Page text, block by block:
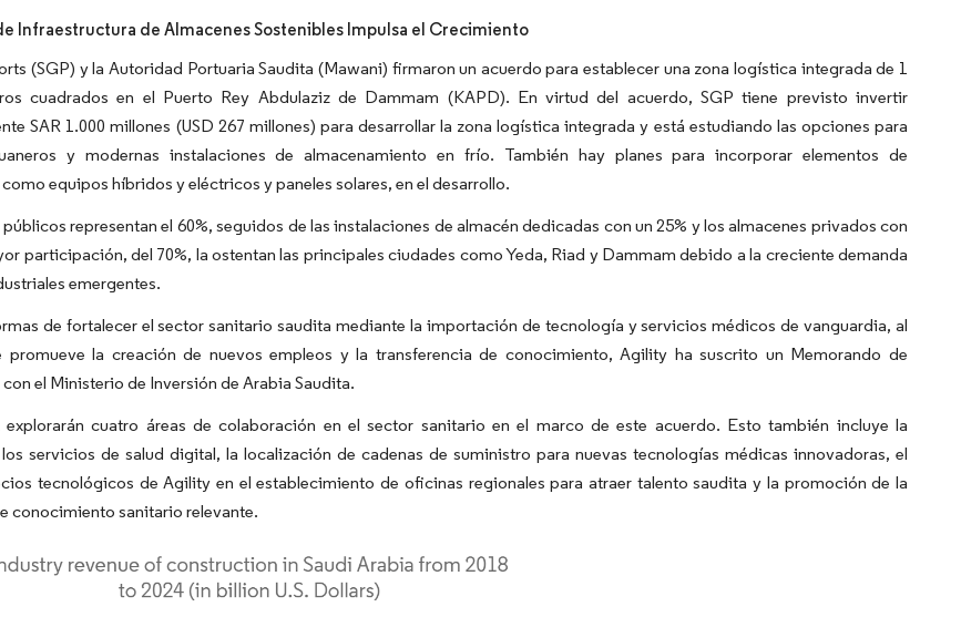
Infraestructura de Almacenes Sostenibles Impulsa el Crecimiento
(SGP) y la Autoridad Portuaria Saudita (Mawani) firmaron un acuerdo para establecer una zona logística integrada de 1
cuadrados en el Puerto Rey Abdulaziz de Dammam (KAPD). En virtud del acuerdo, SGP tiene previsto invertir
SAR 1.000 millones (USD 267 millones) para desarrollar la zona logística integrada y está estudiando las opciones para
y modernas instalaciones de almacenamiento en frío. También hay planes para incorporar elementos de
equipos híbridos y eléctricos y paneles solares, en el desarrollo.
representan el 60%, seguidos de las instalaciones de almacén dedicadas con un 25% y los almacenes privados con
participación, del 70%, la ostentan las principales ciudades como Yeda, Riad y Dammam debido a la creciente demanda
emergentes.
de fortalecer el sector sanitario saudita mediante la importación de tecnología y servicios médicos de vanguardia, al
promueve la creación de nuevos empleos y la transferencia de conocimiento, Agility ha suscrito un Memorando de
el Ministerio de Inversión de Arabia Saudita.
cuatro áreas de colaboración en el sector sanitario en el marco de este acuerdo. Esto también incluye la
servicios de salud digital, la localización de cadenas de suministro para nuevas tecnologías médicas innovadoras, el
tecnológicos de Agility en el establecimiento de oficinas regionales para atraer talento saudita y la promoción de la
conocimiento sanitario relevante.